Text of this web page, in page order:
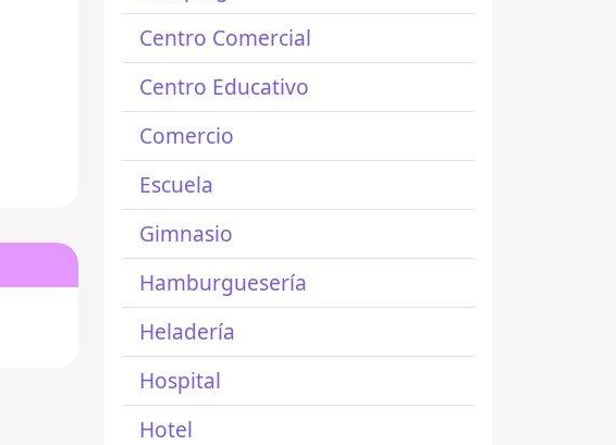
Centro Comercial
Centro Educativo
Comercio
Escuela
Gimnasio
Hamburguesería
Heladería
Hospital
Hotel